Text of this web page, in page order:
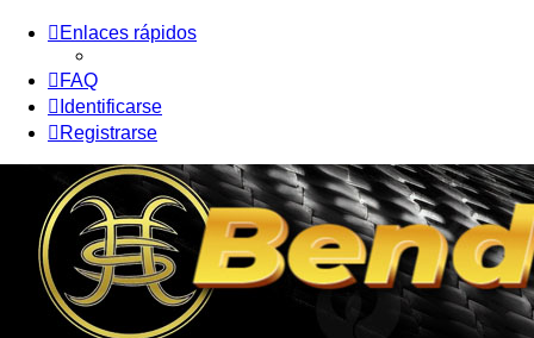
Enlaces rápidos
FAQ
Identificarse
Registrarse